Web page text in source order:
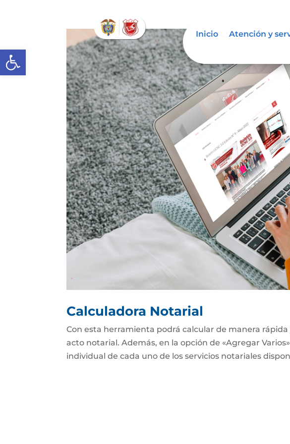
Abrir barra de herramientas
Inicio Atención y
Calculadora Notarial
Con esta herramienta podrá calcular de manera
acto notarial. Además, en la opción de «Agregar
individual de cada uno de los servicios notariales